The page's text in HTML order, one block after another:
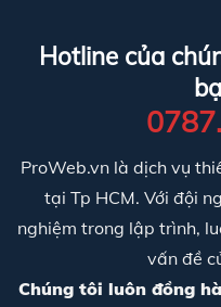
Hotline của
ProWeb.vn là dịch vụ
tại Tp HCM. Với đội
nghiệm trong lập trình,
vấn đề
Chúng tôi luôn đồng